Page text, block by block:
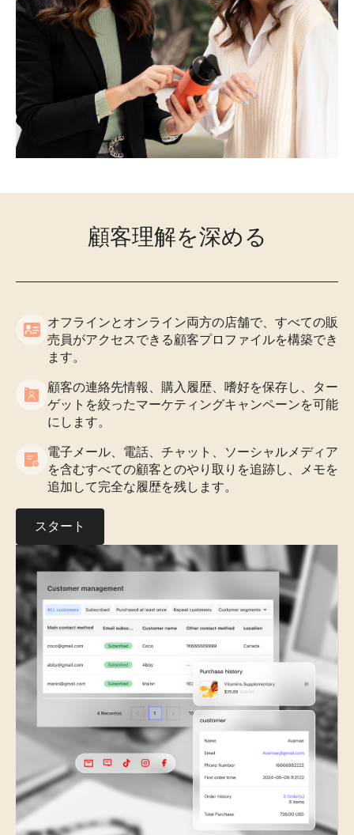
顧客理解を深める
オフラインとオンライン両方の店舗で、すべての販
売員がアクセスできる顧客プロファイルを構築でき
ます。
顧客の連絡先情報、購入履歴、嗜好を保存し、ター
ゲットを絞ったマーケティングキャンペーンを可能
にします。
電子メール、電話、チャット、ソーシャルメディア
を含むすべての顧客とのやり取りを追跡し、メモを
追加して完全な履歴を残します。
スタート